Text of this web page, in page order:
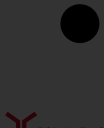
Restaurant Rasoterra
neapolitanischer Art
dem Konzept stehen...